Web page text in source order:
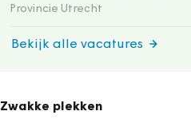
Provincie Utrecht
Bekijk alle vacatures
Zwakke plekken